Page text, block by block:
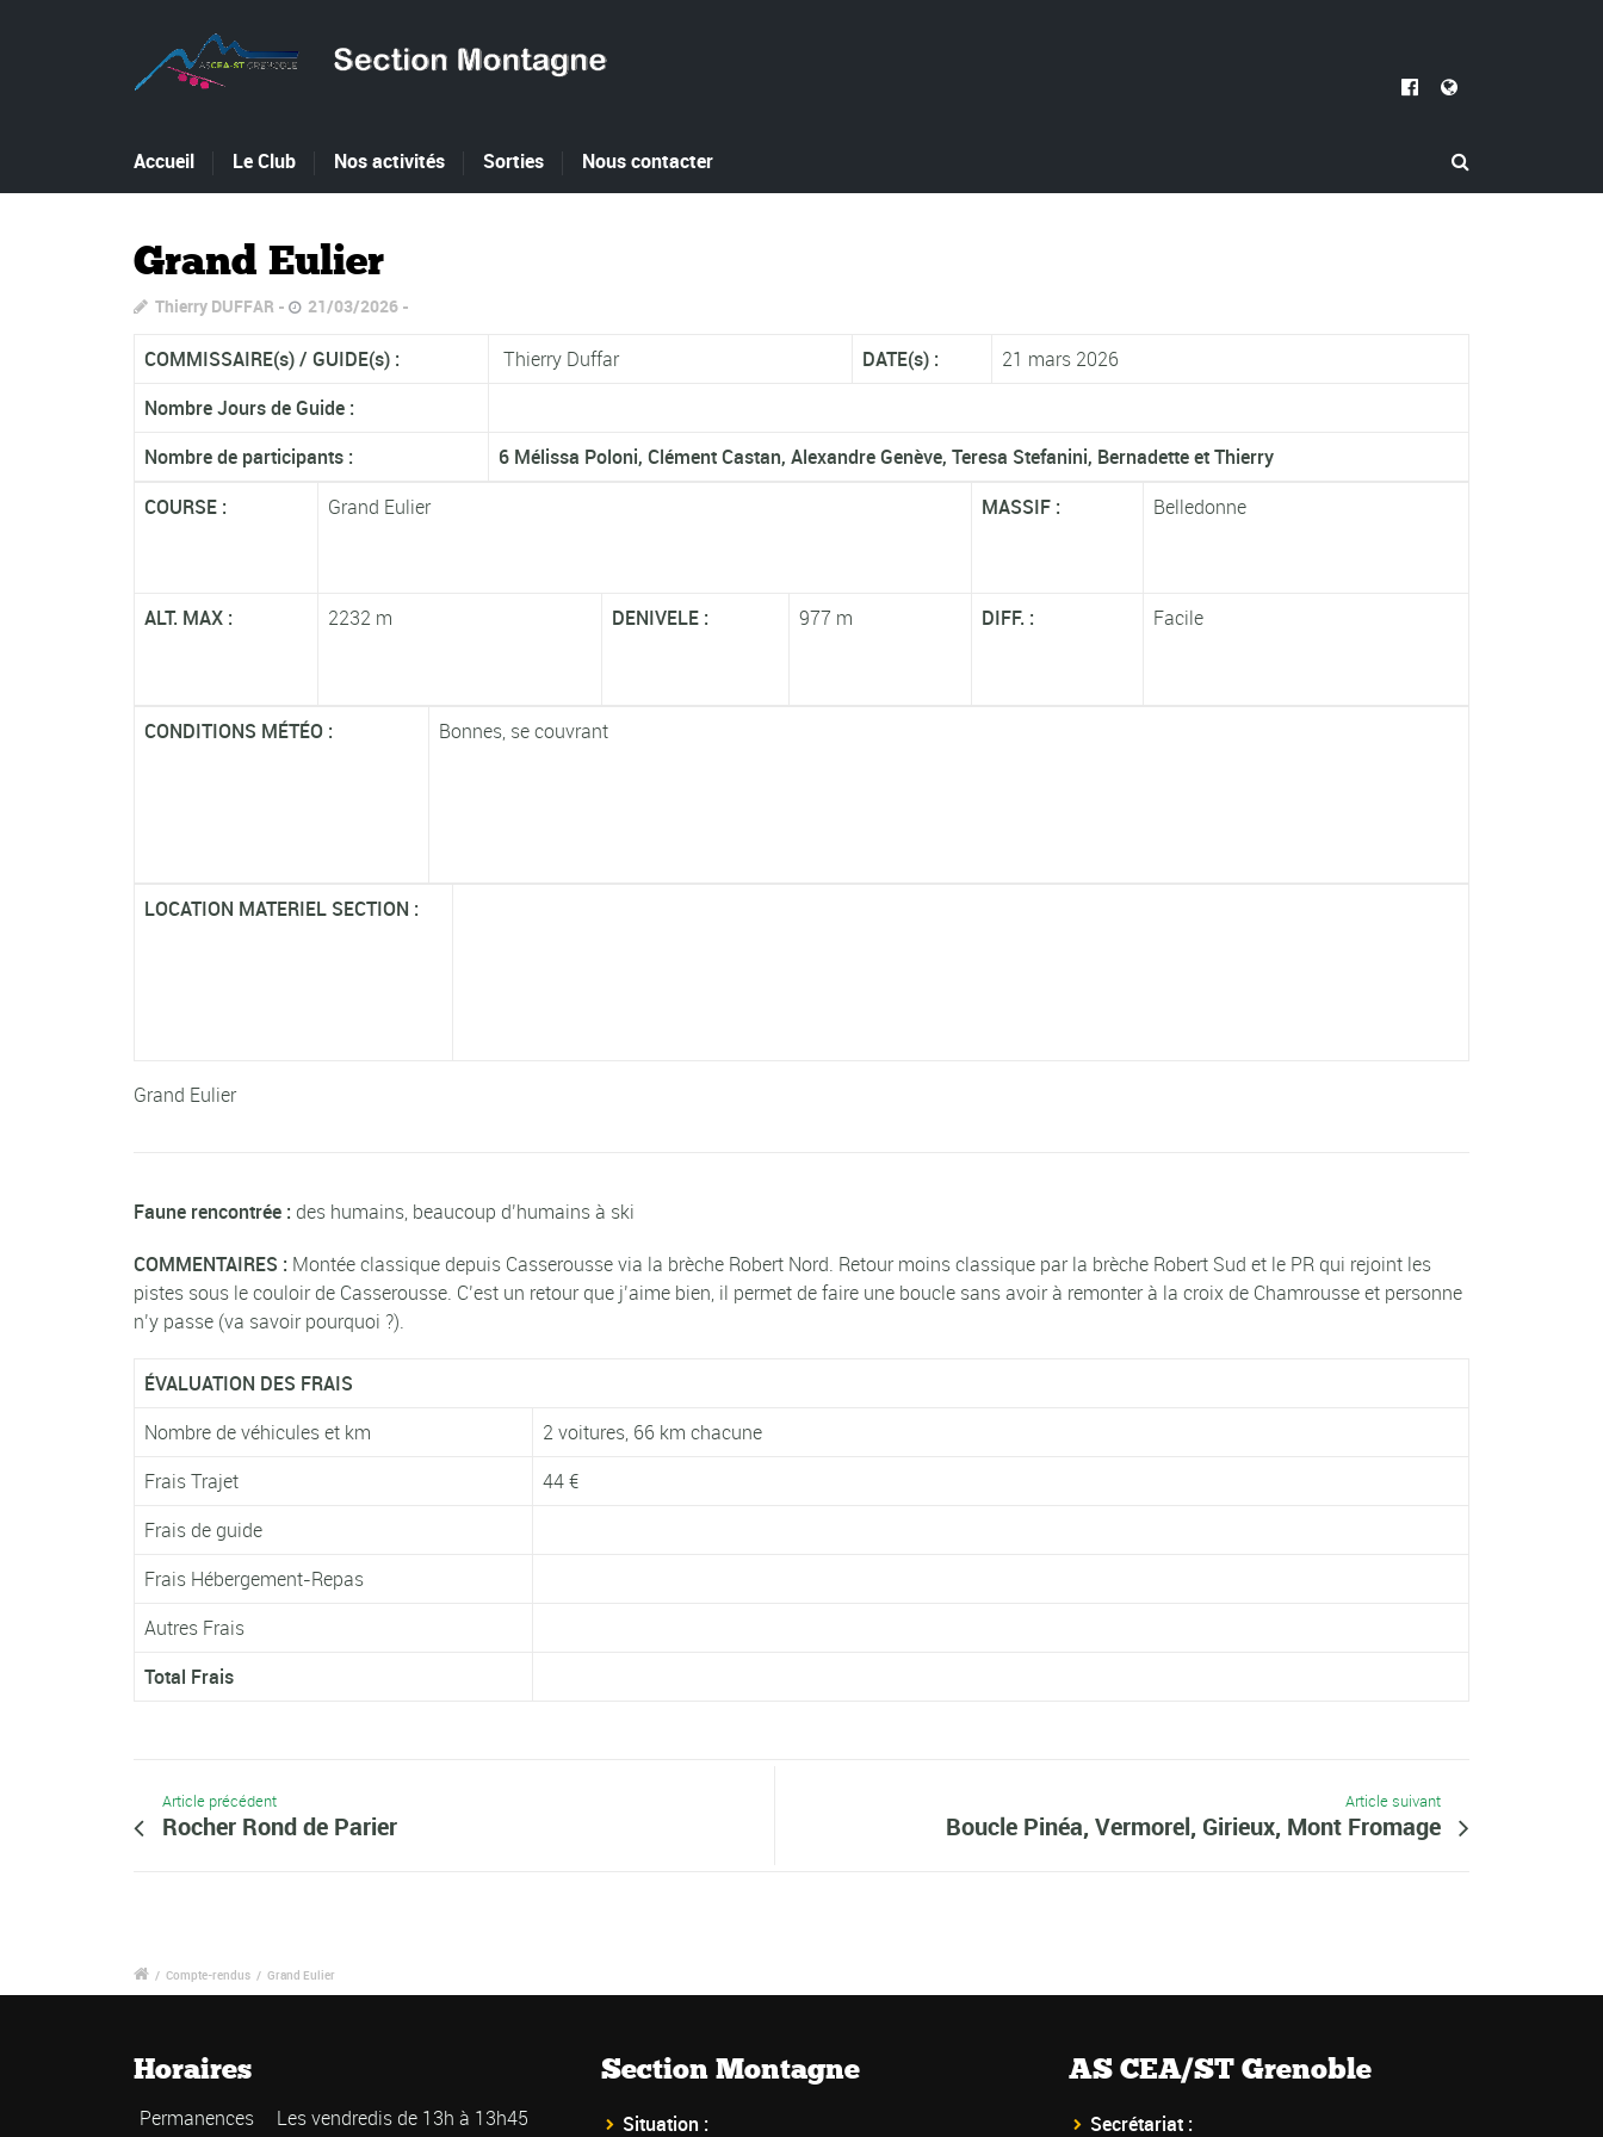
Accueil Le Club Nos activités Sorties Nous contacter
Grand Eulier
Thierry DUFFAR 21/03/2026
COMMISSAIRE(s) / GUIDE(s) : Thierry Duffar DATE(s) :
21 mars 2026
Nombre Jours de Guide :
Nombre de participants :
6 Mélissa Poloni, Clément Castan, Alexandre Genève, Teresa Stefanini, Bernadette et Thierry
COURSE :
Grand Eulier MASSIF : Belledonne
ALT. MAX : 2232 m DENIVELE : 977 m DIFF. : Facile
CONDITIONS MÉTÉO : Bonnes, se couvrant
LOCATION MATERIEL SECTION :
Grand Eulier
Faune rencontrée : des humains, beaucoup d’humains à ski
COMMENTAIRES : Montée classique depuis Casserousse via la brèche Robert Nord. Retour moins classique par la brèche Robert Sud et le PR qui rejoint les
pistes sous le couloir de Casserousse. C’est un retour que j’aime bien, il permet de faire une boucle sans avoir à remonter à la croix de Chamrousse et personne
n’y passe (va savoir pourquoi ?).
ÉVALUATION DES FRAIS
Nombre de véhicules et km
2 voitures, 66 km chacune
Frais Trajet
44 €
Frais de guide
Frais Hébergement-Repas
Autres Frais
Total Frais
Article précédent
Rocher Rond de Parier
Article suivant
Boucle Pinéa, Vermorel, Girieux, Mont Fromage
/ Compte-rendus / Grand Eulier
Horaires
Permanences Les vendredis de 13h à 13h45
Section Montagne
Situation :
AS CEA/ST Grenoble
Secrétariat :